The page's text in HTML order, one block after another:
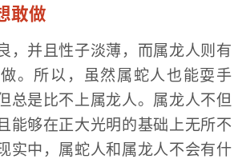
敢做
，并且性子淡薄，而属龙人则有
。所以，虽然属蛇人也能耍手
总是比不上属龙人。属龙人不但
能够在正大光明的基础上无所不
实中，属蛇人和属龙人不会有什